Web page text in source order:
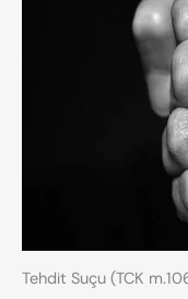
Tehdit Suçu (TCK